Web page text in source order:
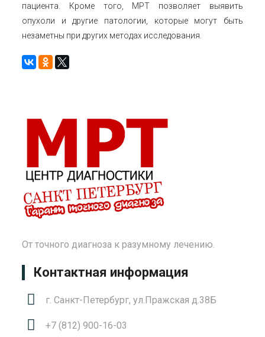
пациента. Кроме того, МРТ позволяет выявить
опухоли и другие патологии, которые могут быть
незаметны при других методах исследования.
От точного диагноза к разумному лечению.
Контактная информация
г. Санкт-Петербург, ул.Пражская д.38Б
+7 (812) 900-16-03